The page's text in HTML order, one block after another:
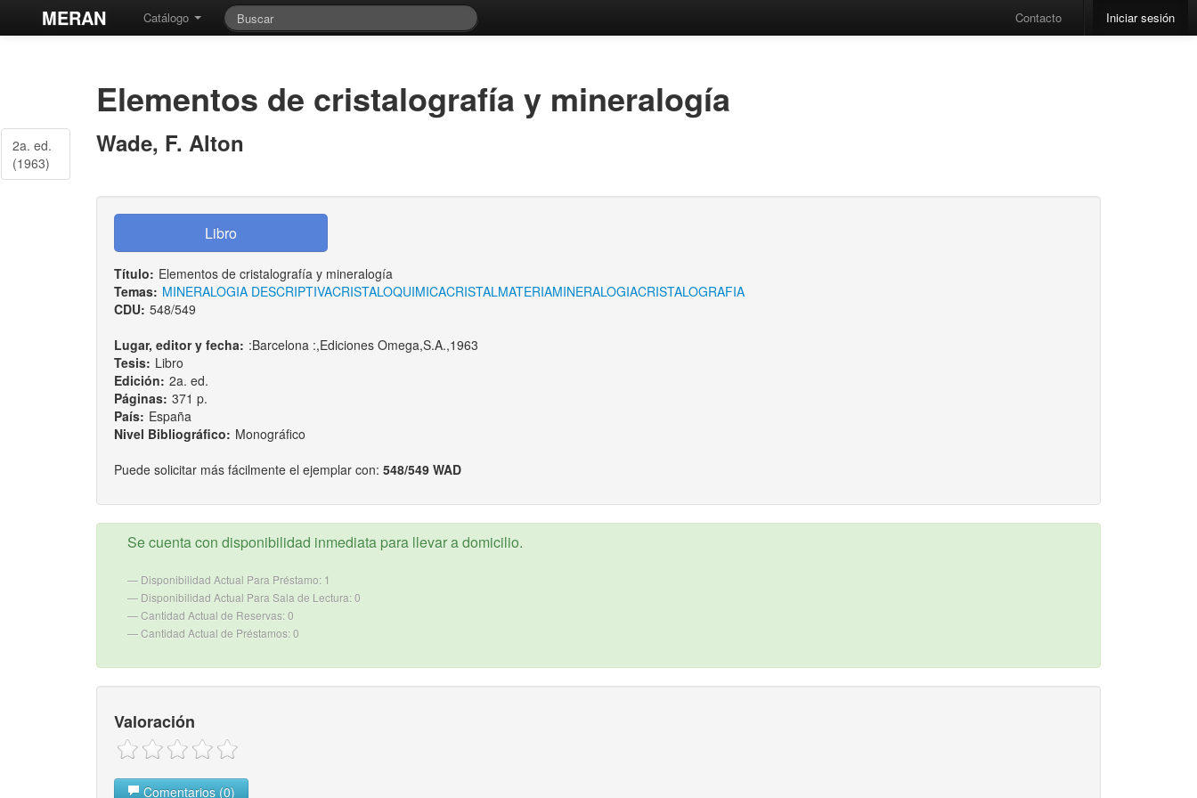
MERAN Catálogo Contacto Iniciar sesión
2a. ed.
(1963)
Elementos de cristalografía y mineralogía
Wade, F. Alton
Título: Elementos de cristalografía y mineralogía
Temas: MINERALOGIA DESCRIPTIVACRISTALOQUIMICACRISTALMATERIAMINERALOGIACRISTALOGRAFIA
CDU: 548/549
Lugar, editor y fecha: :Barcelona :,Ediciones Omega,S.A.,1963
Tesis: Libro
Edición: 2a. ed.
Páginas: 371 p.
País: España
Nivel Bibliográfico: Monográfico
Puede solicitar más fácilmente el ejemplar con: 548/549 WAD
Se cuenta con disponibilidad inmediata para llevar a domicilio.
Disponibilidad Actual Para Préstamo: 1
Disponibilidad Actual Para Sala de Lectura: 0
Cantidad Actual de Reservas: 0
Cantidad Actual de Préstamos: 0
Valoración
Comentarios (0)